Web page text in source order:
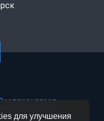
| Согласие на
для улучшения